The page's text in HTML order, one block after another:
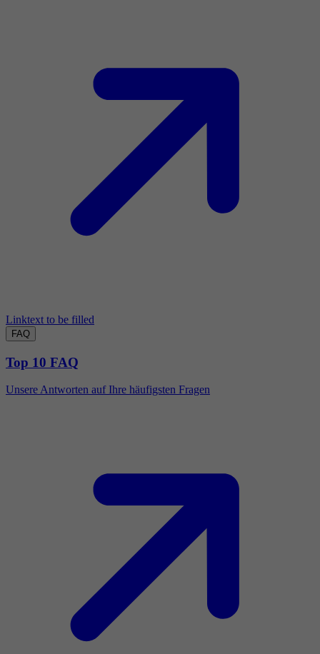
Linktext to be filled
FAQ
Top 10 FAQ
Unsere Antworten auf Ihre häufigsten Fragen